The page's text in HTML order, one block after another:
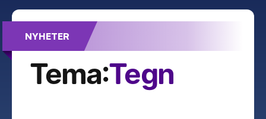
NYHETER
Feiret 55-års bryllupsdag – med kraft!
Tema:Tegn